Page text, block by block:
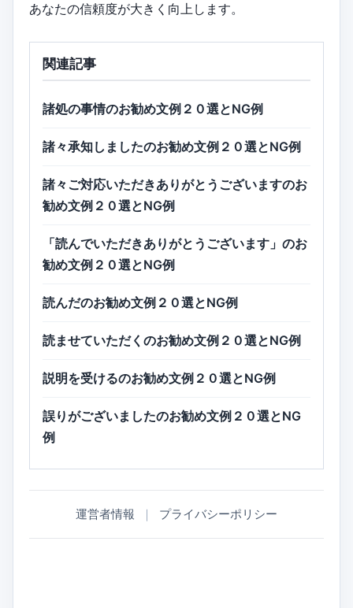
あなたの信頼度が大きく向上します。
関連記事
諸処の事情のお勧め文例２０選とNG例
諸々承知しましたのお勧め文例２０選とNG例
諸々ご対応いただきありがとうございますのお
勧め文例２０選とNG例
「読んでいただきありがとうございます」のお
勧め文例２０選とNG例
読んだのお勧め文例２０選とNG例
読ませていただくのお勧め文例２０選とNG例
説明を受けるのお勧め文例２０選とNG例
誤りがございましたのお勧め文例２０選とNG
例
運営者情報 ｜ プライバシーポリシー